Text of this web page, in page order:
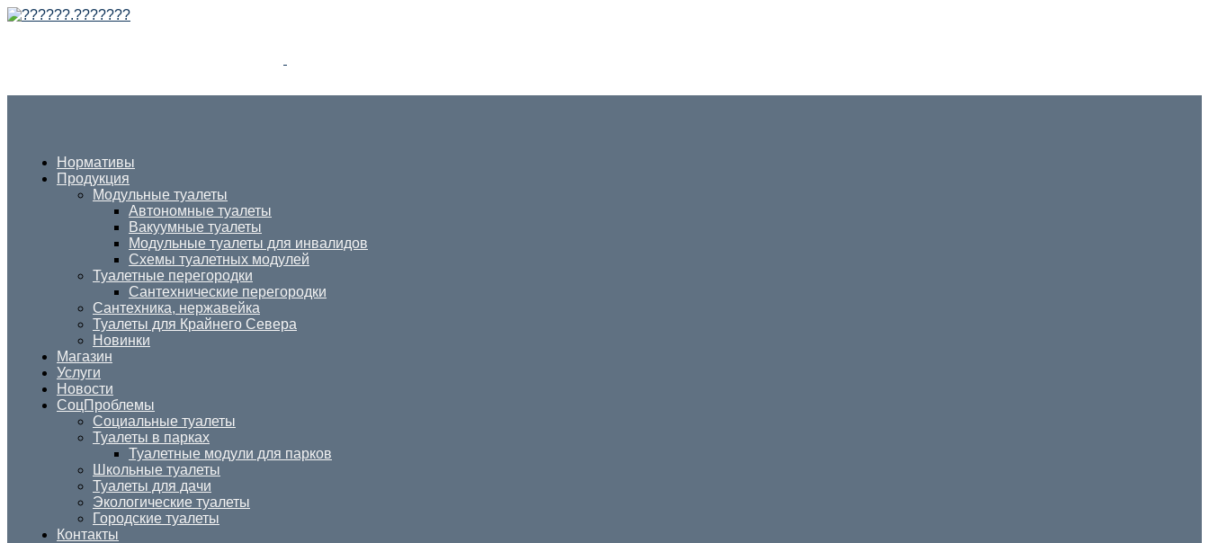
Нормативы
Продукция
Модульные туалеты
Автономные туалеты
Вакуумные туалеты
Модульные туалеты для инвалидов
Схемы туалетных модулей
Туалетные перегородки
Сантехнические перегородки
Сантехника, нержавейка
Туалеты для Крайнего Севера
Новинки
Магазин
Услуги
Новости
СоцПроблемы
Социальные туалеты
Туалеты в парках
Туалетные модули для парков
Школьные туалеты
Туалеты для дачи
Экологические туалеты
Городские туалеты
Контакты